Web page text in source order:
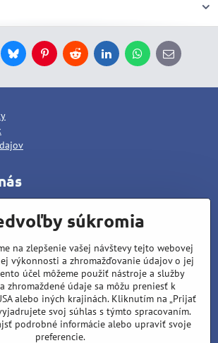
BlueskyPinterestReddit LinkedInWhatsApp
E-
mail
905 796 048
911 437 721
- 15:00
súkromia
na zlepšenie vašej návštevy tejto webovej
výkonnosti a zhromažďovanie údajov o jej
účel môžeme použiť nástroje a služby
zhromaždené údaje sa môžu preniesť k
alebo iných krajinách. Kliknutím na „Prijať
svoj súhlas s týmto spracovaním.
podrobné informácie alebo upraviť svoje
preferencie.